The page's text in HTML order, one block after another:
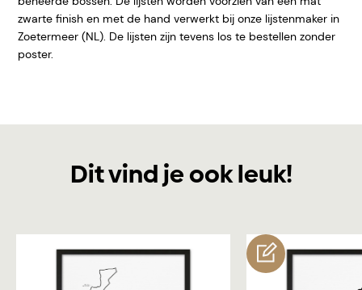
zwarte finish en met de hand verwerkt bij onze lijstenmaker in
Zoetermeer (NL). De lijsten zijn tevens los te bestellen zonder
poster.
Dit vind je ook leuk!
customize